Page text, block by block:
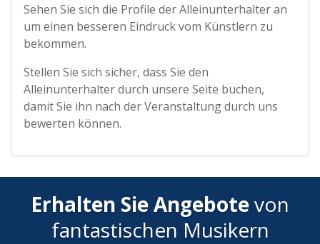
Sehen Sie sich die Profile der Alleinunterhalter an
um einen besseren Eindruck vom Künstlern zu
bekommen.
Stellen Sie sich sicher, dass Sie den
Alleinunterhalter durch unsere Seite buchen,
damit Sie ihn nach der Veranstaltung durch uns
bewerten können.
Erhalten Sie Angebotevon
fantastischen Musikern